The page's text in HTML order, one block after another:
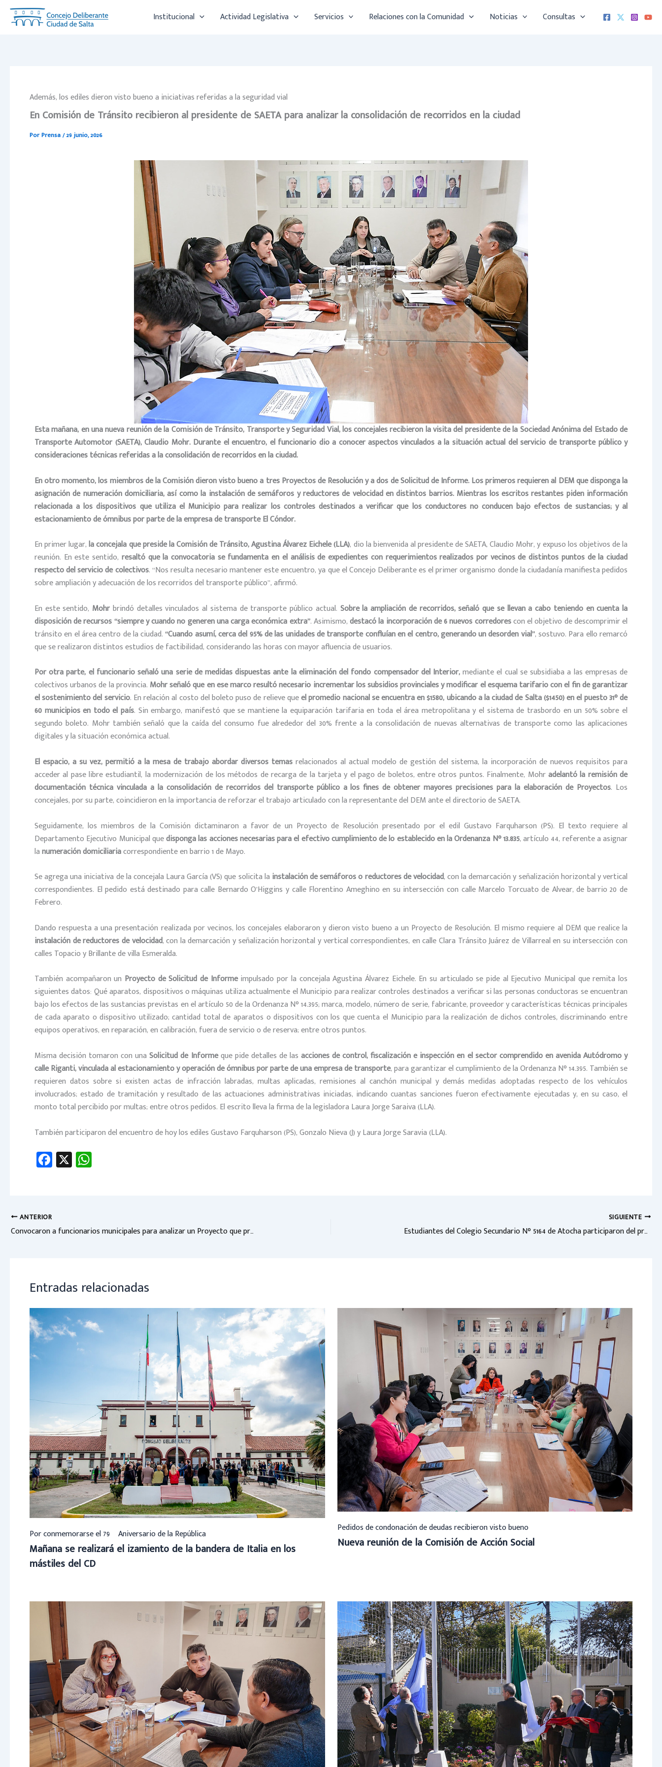
Institucional Actividad Legislativa Servicios Relaciones con la Comunidad Noticias Consultas
Además, los ediles dieron visto bueno a iniciativas referidas a la seguridad vial
En Comisión de Tránsito recibieron al presidente de SAETA para analizar la consolidación de recorridos en la ciudad
PorPrensa/29 junio, 2026
Esta mañana, en una nueva reunión de la Comisión de Tránsito, Transporte y Seguridad Vial, los concejales recibieron la visita del presidente de la Sociedad Anónima del Estado de
Transporte Automotor (SAETA), Claudio Mohr. Durante el encuentro, el funcionario dio a conocer aspectos vinculados a la situación actual del servicio de transporte público y
consideraciones técnicas referidas a la consolidación de recorridos en la ciudad.
En otro momento, los miembros de la Comisión dieron visto bueno a tres Proyectos de Resolución y a dos de Solicitud de Informe. Los primeros requieren al DEM que disponga la
asignación de numeración domiciliaria, así como la instalación de semáforos y reductores de velocidad en distintos barrios. Mientras los escritos restantes piden información
relacionada a los dispositivos que utiliza el Municipio para realizar los controles destinados a verificar que los conductores no conducen bajo efectos de sustancias; y al
estacionamiento de ómnibus por parte de la empresa de transporte El Cóndor.
En primer lugar,la concejala que preside la Comisión de Tránsito, Agustina Álvarez Eichele (LLA), dio la bienvenida al presidente de SAETA, Claudio Mohr, y expuso los objetivos de la
reunión. En este sentido, resaltó que la convocatoria se fundamenta en el análisis de expedientes con requerimientos realizados por vecinos de distintos puntos de la ciudad
respecto del servicio de colectivos. “Nos resulta necesario mantener este encuentro, ya que el Concejo Deliberante es el primer organismo donde la ciudadanía manifiesta pedidos
sobre ampliación y adecuación de los recorridos del transporte público”, afirmó.
En este sentido, Mohr brindó detalles vinculados al sistema de transporte público actual. Sobre la ampliación de recorridos, señaló que se llevan a cabo teniendo en cuenta la
disposición de recursos “siempre y cuando no generen una carga económica extra”. Asimismo,destacó la incorporación de 6 nuevos corredorescon el objetivo de descomprimir el
tránsito en el área centro de la ciudad.“Cuando asumí, cerca del 95% de las unidades de transporte confluían en el centro, generando un desorden vial”, sostuvo. Para ello remarcó
que se realizaron distintos estudios de factibilidad, considerando las horas con mayor afluencia de usuarios.
Por otra parte, el funcionario señaló una serie de medidas dispuestas ante la eliminación del fondo compensador del Interior,mediante el cual se subsidiaba a las empresas de
colectivos urbanos de la provincia. Mohr señaló que en ese marco resultó necesario incrementar los subsidios provinciales y modificar el esquema tarifario con el fin de garantizar
el sostenimiento del servicio. En relación al costo del boleto puso de relieve queel promedio nacional se encuentra en $1580, ubicando a la ciudad de Salta ($1450) en el puesto 31° de
60 municipios en todo el país. Sin embargo, manifestó que se mantiene la equiparación tarifaria en toda el área metropolitana y el sistema de trasbordo en un 50% sobre el
segundo boleto. Mohr también señaló que la caída del consumo fue alrededor del 30% frente a la consolidación de nuevas alternativas de transporte como las aplicaciones
digitales y la situación económica actual.
El espacio, a su vez, permitió a la mesa de trabajo abordar diversos temas relacionados al actual modelo de gestión del sistema, la incorporación de nuevos requisitos para
acceder al pase libre estudiantil, la modernización de los métodos de recarga de la tarjeta y el pago de boletos, entre otros puntos. Finalmente, Mohradelantó la remisión de
documentación técnica vinculada a la consolidación de recorridos del transporte público a los fines de obtener mayores precisiones para la elaboración de Proyectos. Los
concejales, por su parte, coincidieron en la importancia de reforzar el trabajo articulado con la representante del DEM ante el directorio de SAETA.
Seguidamente, los miembros de la Comisión dictaminaron a favor de un Proyecto de Resolución presentado por el edil Gustavo Farquharson (PS). El texto requiere al
Departamento Ejecutivo Municipal quedisponga las acciones necesarias para el efectivo cumplimiento de lo establecido en la Ordenanza N° 13.835, artículo 44, referente a asignar
lanumeración domiciliariacorrespondiente en barrio 1 de Mayo.
Se agrega una iniciativa de la concejala Laura García (VS) que solicita la instalación de semáforos o reductores de velocidad, con la demarcación y señalización horizontal y vertical
correspondientes. El pedido está destinado para calle Bernardo O’Higgins y calle Florentino Ameghino en su intersección con calle Marcelo Torcuato de Alvear, de barrio 20 de
Febrero.
Dando respuesta a una presentación realizada por vecinos, los concejales elaboraron y dieron visto bueno a un Proyecto de Resolución. El mismo requiere al DEM que realice la
instalación de reductores de velocidad, con la demarcación y señalización horizontal y vertical correspondientes, en calle Clara Tránsito Juárez de Villarreal en su intersección con
calles Topacio y Brillante de villa Esmeralda.
También acompañaron un Proyecto de Solicitud de Informeimpulsado por la concejala Agustina Álvarez Eichele. En su articulado se pide al Ejecutivo Municipal que remita los
siguientes datos: Qué aparatos, dispositivos o máquinas utiliza actualmente el Municipio para realizar controles destinados a verificar si las personas conductoras se encuentran
bajo los efectos de las sustancias previstas en el artículo 50 de la Ordenanza N° 14.395; marca, modelo, número de serie, fabricante, proveedor y características técnicas principales
de cada aparato o dispositivo utilizado; cantidad total de aparatos o dispositivos con los que cuenta el Municipio para la realización de dichos controles, discriminando entre
equipos operativos, en reparación, en calibración, fuera de servicio o de reserva; entre otros puntos.
Misma decisión tomaron con unaSolicitud de Informeque pide detalles de lasacciones de control, fiscalización e inspección en el sector comprendido en avenida Autódromo y
calle Riganti, vinculada al estacionamiento y operación de ómnibus por parte de una empresa de transporte, para garantizar el cumplimiento de la Ordenanza N° 14.395. También se
requieren datos sobre si existen actas de infracción labradas, multas aplicadas, remisiones al canchón municipal y demás medidas adoptadas respecto de los vehículos
involucrados; estado de tramitación y resultado de las actuaciones administrativas iniciadas, indicando cuantas sanciones fueron efectivamente ejecutadas y, en su caso, el
monto total percibido por multas; entre otros pedidos. El escrito lleva la firma de la legisladora Laura Jorge Saraiva (LLA).
También participaron del encuentro de hoy los ediles Gustavo Farquharson (PS), Gonzalo Nieva (J) y Laura Jorge Saravia (LLA).
Fa
ce
ok
X
p
p
ANTERIOR
Convocaron a funcionarios municipales para analizar un Proyecto que propone la creación del Programa Juegotecas
SIGUIENTE
Estudiantes del Colegio Secundario N° 5164 de Atocha participaron del programa “Concejales por un Día”
Entradas relacionadas
Por conmemorarse el 79º Aniversario de la República
Mañana se realizará el izamiento de la bandera de Italia en los
mástiles del CD
Pedidos de condonación de deudas recibieron visto bueno
Nueva reunión de la Comisión de Acción Social